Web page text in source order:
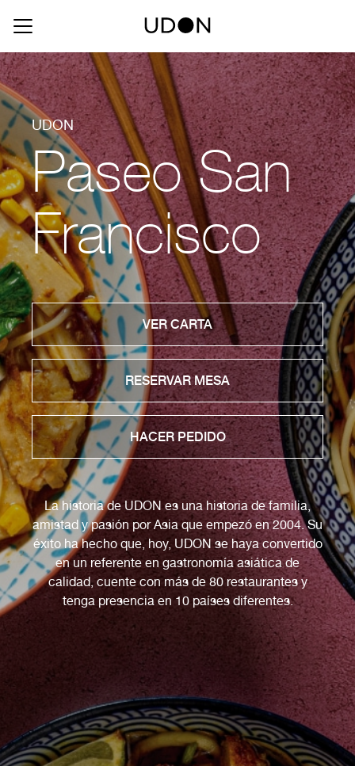
UDON
Paseo San
Francisco
La historia de UDON es una historia de familia,
amistad y pasión por Asia que empezó en 2004. Su
éxito ha hecho que, hoy, UDON se haya convertido
en un referente en gastronomía asiática de
calidad, cuente con más de 80 restaurantes y
tenga presencia en 10 países diferentes.
VER CARTA
RESERVAR MESA
HACER PEDIDO